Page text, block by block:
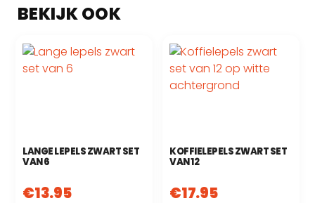
LANGE LEPELS ZWART SET
VAN 6
€13.95
KOFFIELEPELS ZWART SET
VAN 12
€17.95